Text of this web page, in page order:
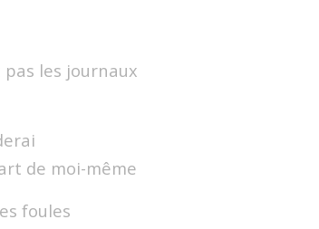
les journaux
de moi-même
foules